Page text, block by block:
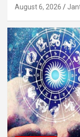
August 6, 2026